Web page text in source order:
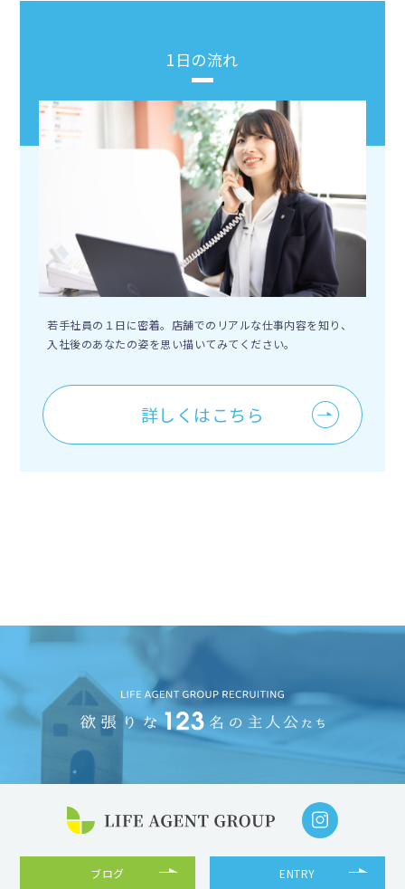
1日の流れ
若手社員の１日に密着。店舗でのリアルな仕事内容を知り、
入社後のあなたの姿を思い描いてみてください。
詳しくはこちら
ブログ ENTRY